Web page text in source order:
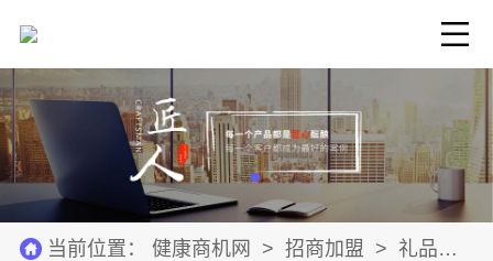
当前位置： 健康商机网 > 招商加盟 > 礼品饰品